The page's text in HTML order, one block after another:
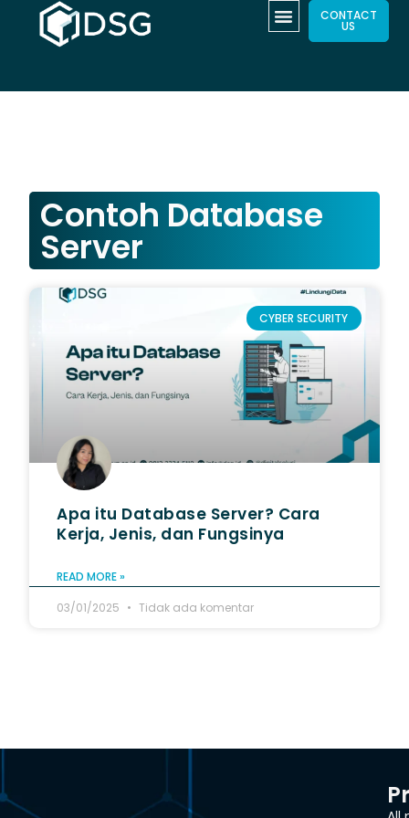
CONTACT
US
Contoh Database
Server
CYBER SECURITY
Apa itu Database Server? Cara
Kerja, Jenis, dan Fungsinya
READ MORE »
03/01/2025
Tidak ada komentar